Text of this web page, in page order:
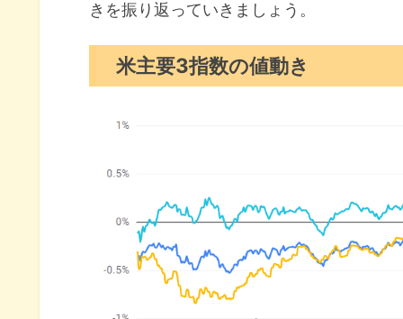
S&P500チャート分析
米国市場のトピックス
ミシガン大の調査で消費者のセ
6月の注目イベントについて
まとめ
きを振り返っていきましょう。
米主要3指数の値動き